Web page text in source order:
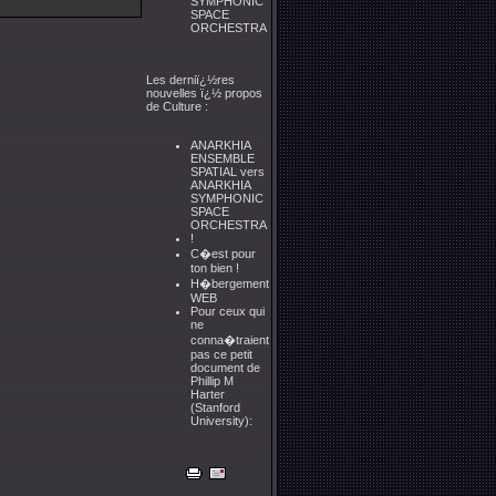
SPACE
ORCHESTRA
Les derniï¿½res
nouvelles ï¿½ propos
de Culture :
ANARKHIA
ENSEMBLE
SPATIAL vers
ANARKHIA
SYMPHONIC
SPACE
ORCHESTRA
!
C�est pour
ton bien !
H�bergement
WEB
Pour ceux qui
ne
conna�traient
pas ce petit
document de
Phillip M
Harter
(Stanford
University):